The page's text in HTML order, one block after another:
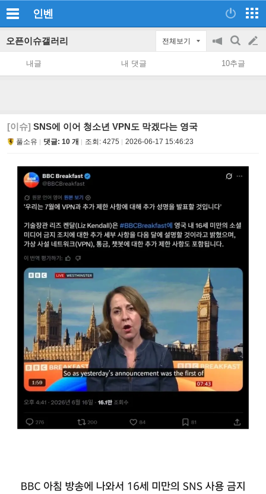
인벤
오픈이슈갤러리 전체보기
공
지
on/off
검
색
글
쓰
내글 내 댓글 10추글
[이슈] SNS에 이어 청소년 VPN도 막겠다는 영국
풀소유 댓글: 10 개 조회: 4275 2026-06-17 15:46:23